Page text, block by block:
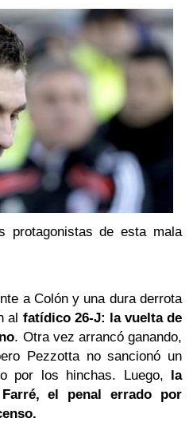
protagonistas de esta mala
a Colón y una dura derrota
al fatídico 26-J: la vuelta de
. Otra vez arrancó ganando,
Pezzotta no sancionó un
por los hinchas. Luego, la
el penal errado por